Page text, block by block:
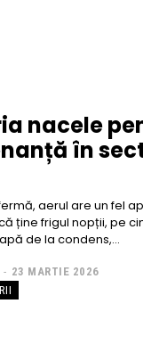
nacele
în
aerul are un fel
ține frigul nopții, pe
de la condens,...
- 23 MARTIE 2026